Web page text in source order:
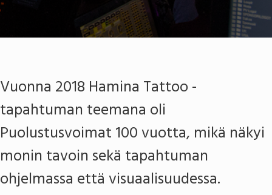
Vuonna 2018 Hamina Tattoo -
tapahtuman teemana oli
Puolustusvoimat 100 vuotta, mikä näkyi
monin tavoin sekä tapahtuman
ohjelmassa että visuaalisuudessa.